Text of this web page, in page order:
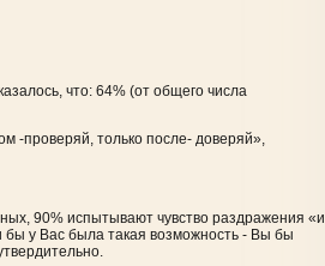
что: 64% (от общего числа
-проверяй, только после- доверяй»,
90% испытывают чувство раздражения «и
бы у Вас была такая возможность - Вы бы